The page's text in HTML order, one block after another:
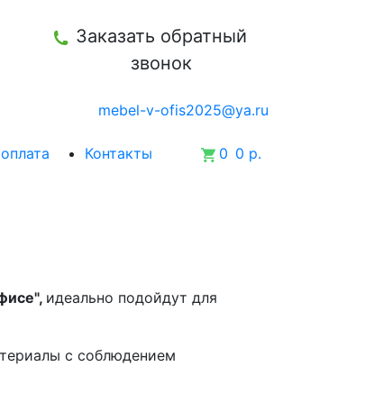
Заказать обратный
звонок
mebel-v-ofis2025@ya.ru
Контакты 0 0 р.
идеально подойдут для
с соблюдением